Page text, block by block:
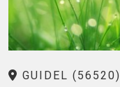
GUIDEL (56520)